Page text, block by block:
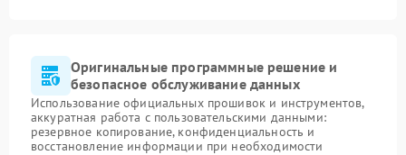
Оригинальные программные решение и
безопасное обслуживание данных
Использование официальных прошивок и инструментов,
аккуратная работа с пользовательскими данными:
резервное копирование, конфиденциальность и
восстановление информации при необходимости